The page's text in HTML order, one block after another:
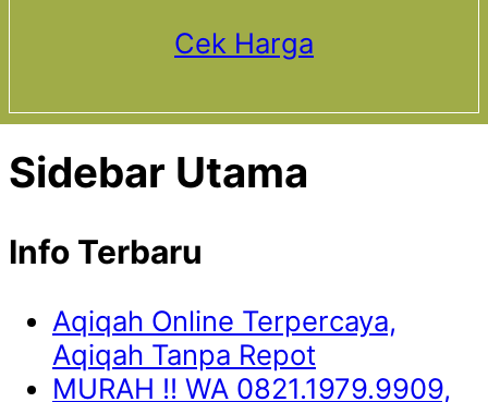
Cek Harga
Sidebar Utama
Info Terbaru
Aqiqah Online Terpercaya,
Aqiqah Tanpa Repot
MURAH !! WA 0821.1979.9909,